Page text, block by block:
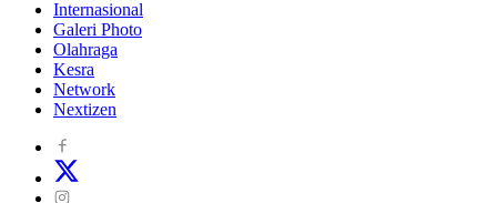
Internasional
Galeri Photo
Olahraga
Kesra
Network
Nextizen